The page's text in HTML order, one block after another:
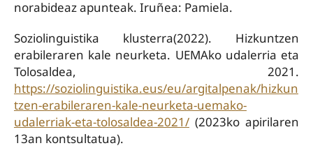
norabideaz apunteak. Iruñea: Pamiela.
Soziolinguistika klusterra(2022). Hizkuntzen
erabileraren kale neurketa. UEMAko udalerria eta
Tolosaldea, 2021.
https://soziolinguistika.eus/eu/argitalpenak/hizkun
tzen-erabileraren-kale-neurketa-uemako-
udalerriak-eta-tolosaldea-2021/(2023ko apirilaren
13an kontsultatua).